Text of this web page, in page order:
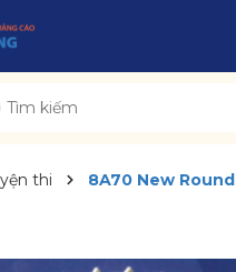
thi
8A70 New Round